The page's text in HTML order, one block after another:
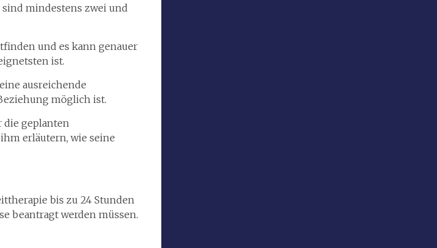
sind mindestens zwei und
und es kann genauer
ist.
ausreichende
möglich ist.
die geplanten
erläutern, wie seine
bis zu 24 Stunden
beantragt werden müssen.